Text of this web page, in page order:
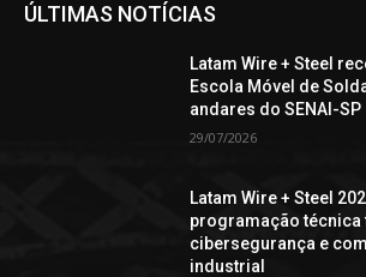
ÚLTIMAS NOTÍCIAS
Latam Wire + Steel
Escola Móvel de
andares do SENAI-SP
29/07/2026
Latam Wire + Steel
programação técnica
cibersegurança e
industrial